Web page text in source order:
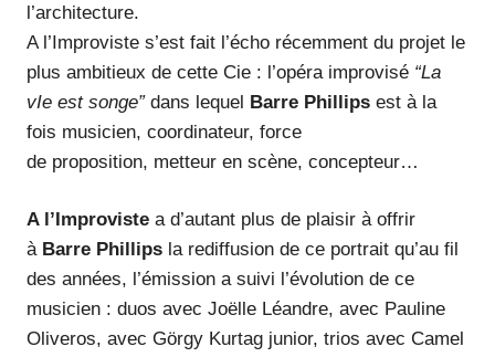
l’architecture.
A l’Improviste s’est fait l’écho récemment du projet le
plus ambitieux de cette Cie : l’opéra improvisé “La
vIe est songe”dans lequel Barre Phillips est à la
fois musicien, coordinateur, force
de proposition, metteur en scène, concepteur…
A l’Improviste a d’autant plus de plaisir à offrir
à Barre Phillips la rediffusion de ce portrait qu’au fil
des années, l’émission a suivi l’évolution de ce
musicien : duos avec Joëlle Léandre, avec Pauline
Oliveros, avec Görgy Kurtag junior, trios avec Camel